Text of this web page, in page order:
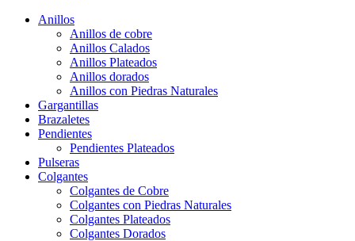
Anillos
Anillos de cobre
Anillos Calados
Anillos Plateados
Anillos dorados
Anillos con Piedras Naturales
Gargantillas
Brazaletes
Pendientes
Pendientes Plateados
Pulseras
Colgantes
Colgantes de Cobre
Colgantes con Piedras Naturales
Colgantes Plateados
Colgantes Dorados